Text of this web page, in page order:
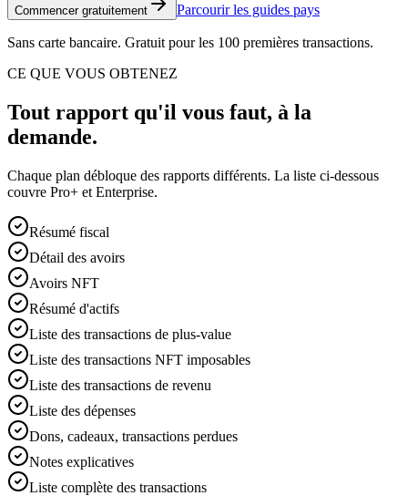
Commencer gratuitement Parcourir les guides pays
Sans carte bancaire. Gratuit pour les 100 premières transactions.
CE QUE VOUS OBTENEZ
Tout rapport qu'il vous faut, à la
demande.
Chaque plan débloque des rapports différents. La liste ci-dessous
couvre Pro+ et Enterprise.
Résumé fiscal
Détail des avoirs
Avoirs NFT
Résumé d'actifs
Liste des transactions de plus-value
Liste des transactions NFT imposables
Liste des transactions de revenu
Liste des dépenses
Dons, cadeaux, transactions perdues
Notes explicatives
Liste complète des transactions